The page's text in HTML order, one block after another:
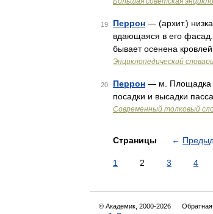
19 Перрон — (архит.)
вдающаяся в его
бывает осенена
Энциклопедический
20 Перрон — м. Площадка
посадки и высадки
Современный толковый
Страницы ←
1 2 3 4
© Академик, 2000-2026 Обратная